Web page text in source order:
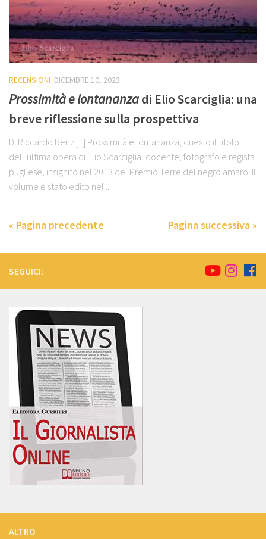
RECENSIONI DICEMBRE 10, 2023
Prossimità e lontananzadi Elio Scarciglia: una
breve riflessione sulla prospettiva
Di Riccardo Renzi[1] Prossimità e lontananza, questo il titolo
dell’ultima opera di Elio Scarciglia, docente, fotografo e regista
pugliese, insignito nel 2013 del Premio Terre del negro amaro. Il
volume è stato edito nel...
« Pagina precedente Pagina successiva »
SEGUICI:
ALTRO